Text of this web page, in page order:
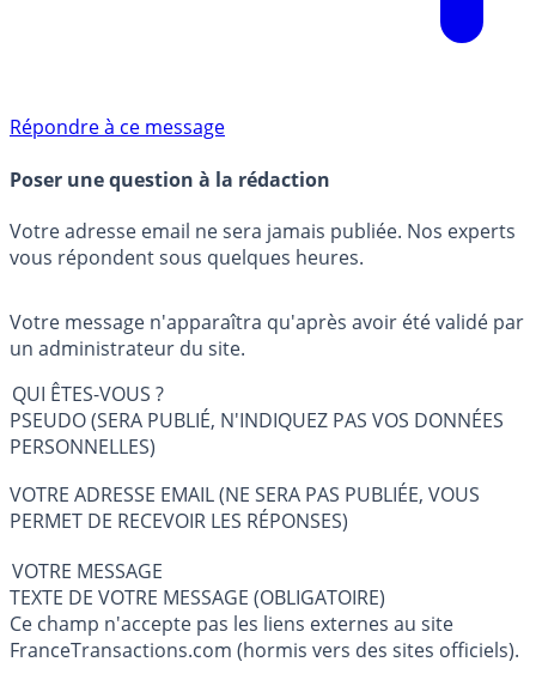
Répondre à ce message
Poser une question à la rédaction
Votre adresse email ne sera jamais publiée. Nos experts
vous répondent sous quelques heures.
Votre message n'apparaîtra qu'après avoir été validé par
un administrateur du site.
QUI ÊTES-VOUS ?
PSEUDO (SERA PUBLIÉ, N'INDIQUEZ PAS VOS DONNÉES
PERSONNELLES)
VOTRE ADRESSE EMAIL (NE SERA PAS PUBLIÉE, VOUS
PERMET DE RECEVOIR LES RÉPONSES)
VOTRE MESSAGE
TEXTE DE VOTRE MESSAGE (OBLIGATOIRE)
Ce champ n'accepte pas les liens externes au site
FranceTransactions.com (hormis vers des sites officiels).